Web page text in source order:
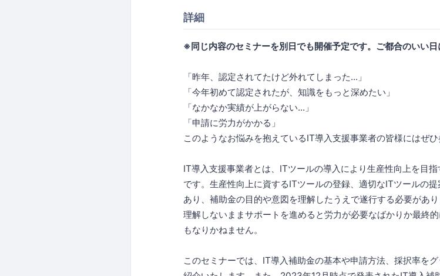
詳細
※同じ内容のセミナーを別日でも開催予定です。ご都合のいい日
「昨年、認定されてたけど外れてしまった...」
「今年初めて認定されたが、知識をもっと深めたい」
「なかなか実績が上がらない...」
「申請に労力がかかる」
このようなお悩みを抱えているIT導入支援事業者の皆様にはぜ
IT導入支援事業者とは、ITツールの導入により生産性向上を目
です。生産性向上に資するITツールの登録、適切なITツールの
あり、補助金の目的や意図を理解したうえで遂行する必要があり
理解しないままサポートを進めると労力が必要なばかりか最終
もなりかねません。
このセミナーでは、IT導入補助金の基本や申請方法、採択率を